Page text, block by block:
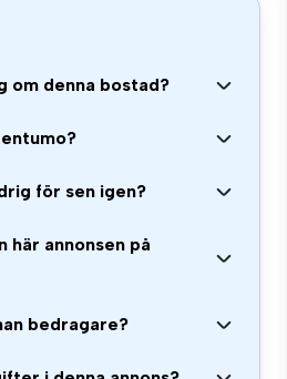
om denna bostad?
för sen igen?
här annonsen på
bedragare?